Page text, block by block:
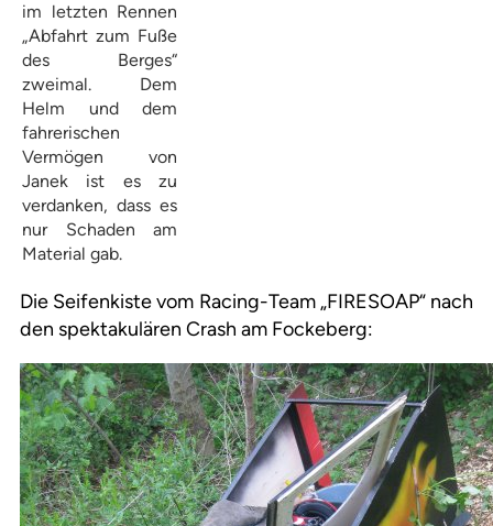
im letzten Rennen
„Abfahrt zum Fuße
des Berges“
zweimal. Dem
Helm und dem
fahrerischen
Vermögen von
Janek ist es zu
verdanken, dass es
nur Schaden am
Material gab.
Die Seifenkiste vom Racing-Team „FIRESOAP“ nach
den spektakulären Crash am Fockeberg: